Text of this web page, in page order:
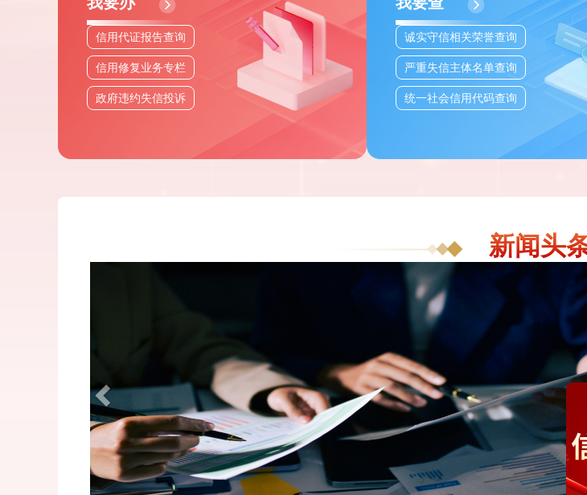
信用代证报告查询
信用修复业务专栏
政府违约失信投诉
诚实守信相关荣誉查询
严重失信主体名单查询
统一社会信用代码查询
新闻头